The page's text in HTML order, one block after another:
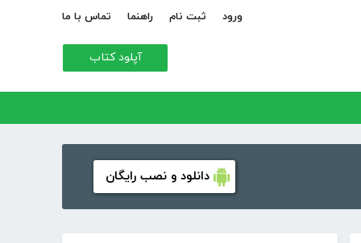
ورود ثبت نام راهنما تماس با ما
آپلود کتاب
دانلود و نصب رایگان